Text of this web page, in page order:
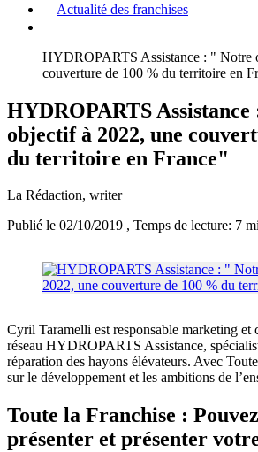
Actualité des franchises
HYDROPARTS Assistance : " Notre
couverture de 100 % du territoire en
HYDROPARTS
objectif à 2022, une
du territoire en France"
La Rédaction, writer
Publié le 02/10/2019 , Temps de lecture: 7
Cyril Taramelli est responsable marketing et
réseau HYDROPARTS Assistance,
réparation des hayons élévateurs. Avec
sur le développement et les ambitions de
Toute la Franchise :
présenter et présenter